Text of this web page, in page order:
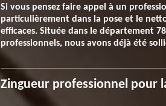
Si vous pensez faire appel à un
particulièrement dans la pose et le
efficaces. Située dans le département
professionnels, nous avons déjà été
Zingueur professionnel pour